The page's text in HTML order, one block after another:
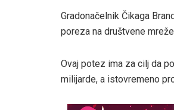
Gradonačelnik Čikaga
poreza na društvene
Ovaj potez ima za cilj da
milijarde, a istovremeno